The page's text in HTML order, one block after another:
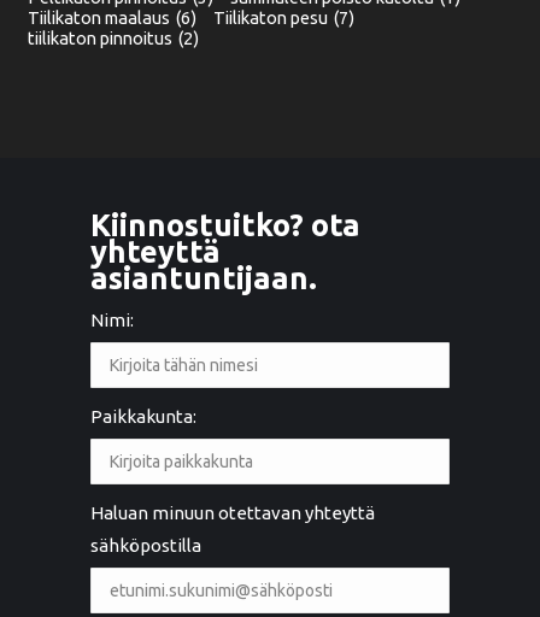
Tiilikaton maalaus (6) Tiilikaton pesu (7)
tiilikaton pinnoitus (2)
Kiinnostuitko? ota
yhteyttä
asiantuntijaan.
Nimi:
Paikkakunta:
Haluan minuun otettavan yhteyttä
sähköpostilla